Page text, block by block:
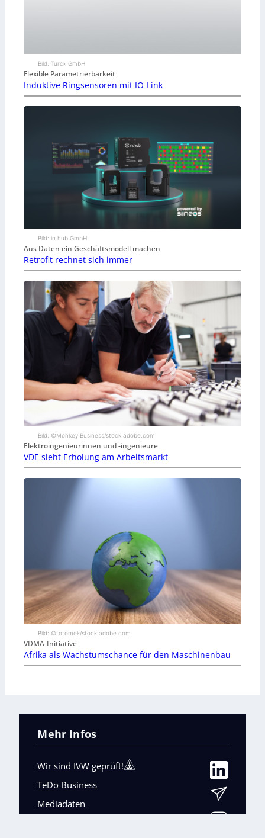
Bild: Turck GmbH
Flexible Parametrierbarkeit
Induktive Ringsensoren mit IO-Link
Bild: in.hub GmbH
Aus Daten ein Geschäftsmodell machen
Retrofit rechnet sich immer
Bild: ©Monkey Business/stock.adobe.com
Elektroingenieurinnen und -ingenieure
VDE sieht Erholung am Arbeitsmarkt
Bild: ©fotomek/stock.adobe.com
VDMA-Initiative
Afrika als Wachstumschance für den Maschinenbau
Mehr Infos
Wir sind IVW geprüft!
TeDo Business
Mediadaten